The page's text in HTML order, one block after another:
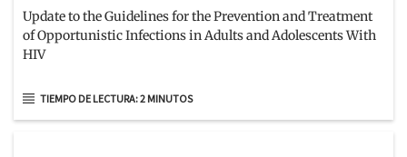
Update to the Guidelines for the Prevention and Treatment
of Opportunistic Infections in Adults and Adolescents With
HIV
TIEMPO DE LECTURA: 2 MINUTOS